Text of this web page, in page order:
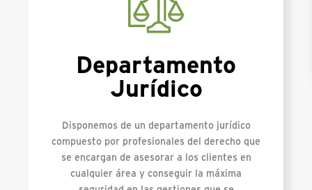
Departamento
Jurídico
Disponemos de un departamento jurídico
compuesto por profesionales del derecho que
se encargan de asesorar a los clientes en
cualquier área y conseguir la máxima